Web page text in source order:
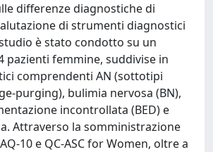
differenze diagnostiche di
di strumenti diagnostici
è stato condotto su un
pazienti femmine, suddivise in
comprendenti AN (sottotipi
purging), bulimia nervosa (BN),
incontrollata (BED) e
Attraverso la somministrazione
10 e QC-ASC for Women, oltre a